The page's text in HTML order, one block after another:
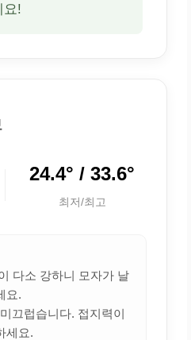
요!
24.4° / 33.6°
최저/최고
다소 강하니 모자가 날
요.
끄럽습니다. 접지력이
세요.